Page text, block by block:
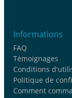
Informations
FAQ
Témoignages
Conditions
Politique de
Comment